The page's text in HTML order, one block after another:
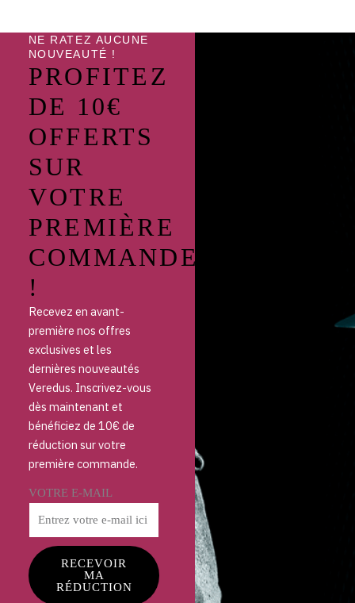
NE RATEZ AUCUNE
NOUVEAUTÉ !
PROFITEZ
DE 10€
OFFERTS
SUR
VOTRE
PREMIÈRE
COMMANDE
!
Recevez en avant-
première nos offres
exclusives et les
dernières nouveautés
Veredus. Inscrivez-vous
dès maintenant et
bénéficiez de 10€ de
réduction sur votre
première commande.
VOTRE E-MAIL
RECEVOIR
MA
RÉDUCTION